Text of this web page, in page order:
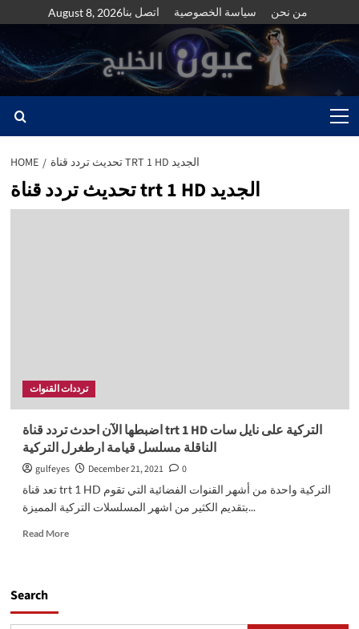
to
content
August 8, 2026اتصل بنا سياسة الخصوصية من نحن
Menu
HOME تحديث تردد قناة TRT 1 HD الجديد
تحديث تردد قناة trt 1 HD الجديد
ترددات القنوات
اضبطها الآن احدث تردد قناة trt 1 HD التركية على نايل سات
الناقلة مسلسل قيامة ارطغرل التركية
gulfeyes December 21, 2021
0
تعد قناة trt 1 HD التركية واحدة من أشهر القنوات الفضائية التي تقوم
بتقديم الكثير من اشهر المسلسلات التركية المميزة...
Read MoreRead
تردد
Search